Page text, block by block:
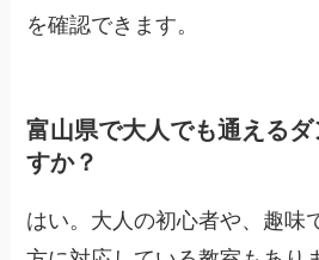
を確認できます。
富山県で大人でも通える
すか？
はい。大人の初心者や、趣味